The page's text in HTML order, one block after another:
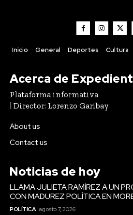
Inicio General Deportes Cultura
Acerca de
Plataforma informativa
| Director: Lorenzo Garibay
About us
Contact us
Noticias de hoy
LLAMA JULIETA RAMÍREZ A UN
CON MADUREZ POLÍTICA EN
POLÍTICA agosto 7, 2026